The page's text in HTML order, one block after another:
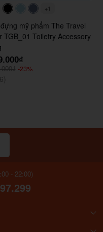
#faf0e6#000000#ADD8E6
#647290
+1
mỹ phẩm The Travel
TGB_01 Toiletry Accessory
-23%
(6)
- 22:00)